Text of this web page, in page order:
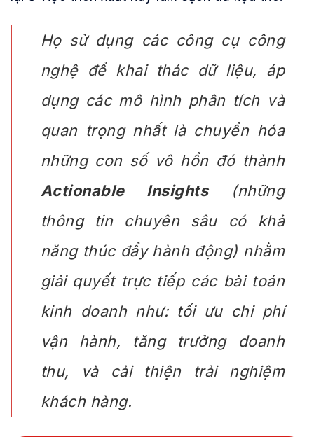
Họ sử dụng các công cụ công
nghệ để khai thác dữ liệu, áp
dụng các mô hình phân tích và
quan trọng nhất là chuyển hóa
những con số vô hồn đó thành
Actionable Insights(những
thông tin chuyên sâu có khả
năng thúc đẩy hành động) nhằm
giải quyết trực tiếp các bài toán
kinh doanh như: tối ưu chi phí
vận hành, tăng trưởng doanh
thu, và cải thiện trải nghiệm
khách hàng.